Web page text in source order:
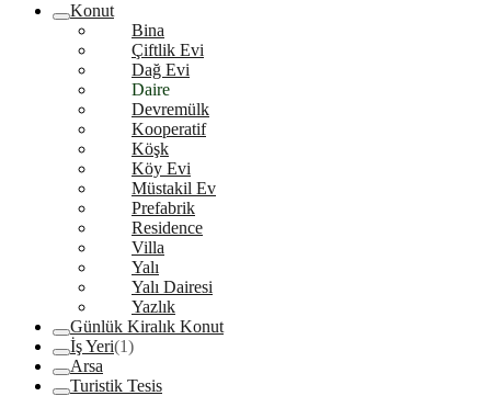
Konut
Bina
Çiftlik Evi
Dağ Evi
Daire
Devremülk
Kooperatif
Köşk
Köy Evi
Müstakil Ev
Prefabrik
Residence
Villa
Yalı
Yalı Dairesi
Yazlık
Günlük Kiralık Konut
İş Yeri(1)
Arsa
Turistik Tesis